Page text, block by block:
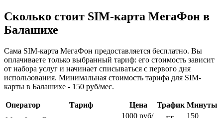
Сколько стоит SIM-карта МегаФон в
Балашихе
Сама SIM-карта МегаФон предоставляется бесплатно. Вы
оплачиваете только выбранный тариф: его стоимость зависит
от набора услуг и начинает списываться с первого дня
использования. Минимальная стоимость тарифа для SIM-
карты в Балашихе - 150 руб/мес.
Оператор Тариф Цена Трафик Минуты
1000 руб/
150